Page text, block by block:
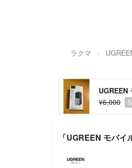
ラクマ
UGREEN
¥6,000
「UGREEN モバ